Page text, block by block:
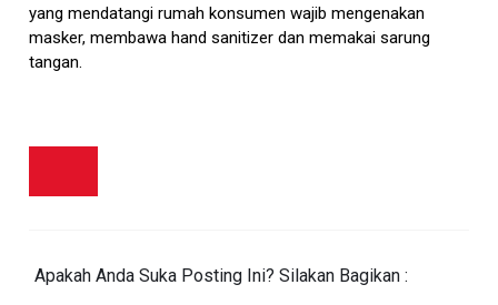
yang mendatangi rumah konsumen wajib mengenakan
masker, membawa hand sanitizer dan memakai sarung
tangan.
Apakah Anda Suka Posting Ini? Silakan Bagikan :